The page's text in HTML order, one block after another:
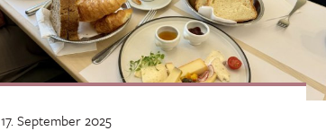
17. September 2025